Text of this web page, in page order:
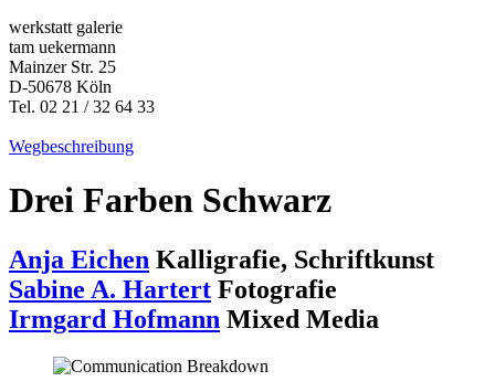
werkstatt galerie
tam uekermann
Mainzer Str. 25
D-50678 Köln
Tel. 02 21 / 32 64 33
Wegbeschreibung
Drei Farben Schwarz
Anja Eichen Kalligrafie, Schriftkunst
Sabine A. Hartert Fotografie
Irmgard Hofmann Mixed Media